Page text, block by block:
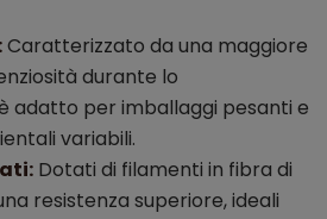
Caratterizzato da una maggiore
durante lo
adatto per imballaggi pesanti e
variabili.
Dotati di filamenti in fibra di
resistenza superiore, ideali